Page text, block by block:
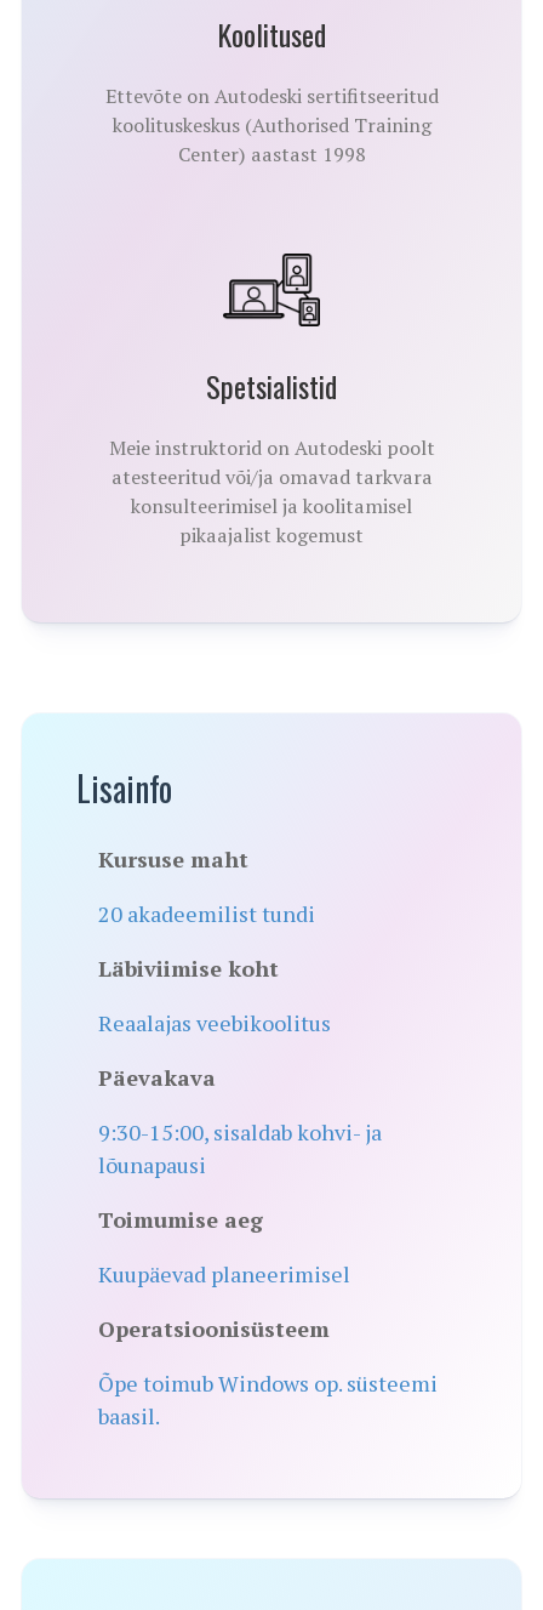
Koolitused
Ettevõte on Autodeski sertifitseeritud
koolituskeskus (Authorised Training
Center) aastast 1998
Spetsialistid
Meie instruktorid on Autodeski poolt
atesteeritud või/ja omavad tarkvara
konsulteerimisel ja koolitamisel
pikaajalist kogemust
Lisainfo
Kursuse maht
20 akadeemilist tundi
Läbiviimise koht
Reaalajas veebikoolitus
Päevakava
9:30-15:00, sisaldab kohvi- ja
lõunapausi
Toimumise aeg
Kuupäevad planeerimisel
Operatsioonisüsteem
Õpe toimub Windows op. süsteemi
baasil.